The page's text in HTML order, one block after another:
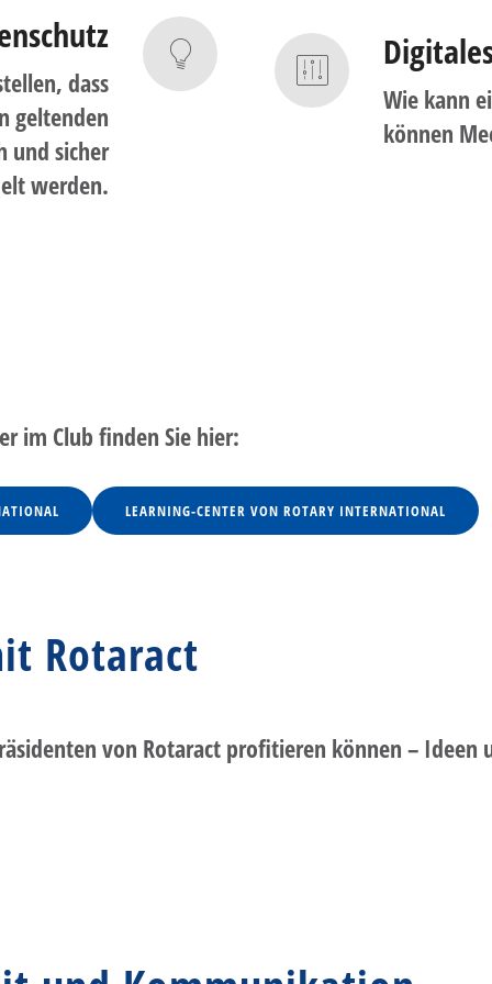
dass
geltenden
und sicher
werden.
Wie kann
können
im Club finden Sie hier:
LEARNING-CENTER VON ROTARY INTERNATIONAL
Rotaract
von Rotaract profitieren können – Ideen